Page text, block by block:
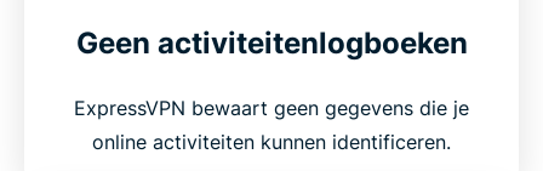
Geen activiteitenlogboeken
ExpressVPN bewaart geen gegevens die je
online activiteiten kunnen identificeren.